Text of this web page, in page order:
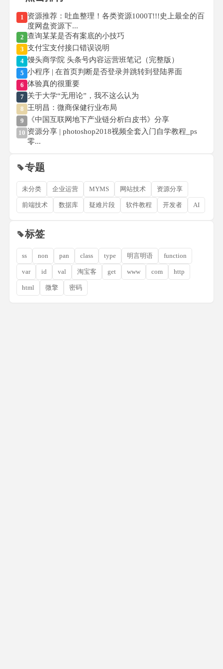
1 资源推荐：吐血整理！各类资源1000T!!!史上最全的百
度网盘资源下...
2 查询某某是否有案底的小技巧
3 支付宝支付接口错误说明
4 馒头商学院 头条号内容运营班笔记（完整版）
5 小程序 | 在首页判断是否登录并跳转到登陆界面
6 体验真的很重要
7 关于大学“无用论”，我不这么认为
8 王明昌：微商保健行业布局
9 《中国互联网地下产业链分析白皮书》分享
10 资源分享 | photoshop2018视频全套入门自学教程_ps
零...
专题
未分类 企业运营 MYMS 网站技术 资源分享
前端技术 数据库 疑难片段 软件教程 开发者 AI
标签
ss non pan class type 明言明语 function
var id val 淘宝客 get www com http
html 微擎 密码